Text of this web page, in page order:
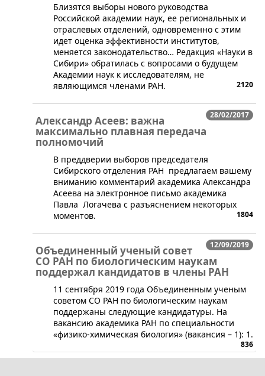
​Близятся выборы нового руководства
Российской академии наук, ее региональных и
отраслевых отделений, одновременно с этим
идет оценка эффективности институтов,
меняется законодательство… Редакция «Науки в
Сибири» обратилась с вопросами о будущем
Академии наук к исследователям, не
являющимся членами РАН.
2120
28/02/2017
Александр Асеев: важна
максимально плавная передача
полномочий
​В преддверии выборов председателя
Сибирского отделения РАН предлагаем вашему
вниманию комментарий академика Александра
Асеева на электронное письмо академика
Павла Логачева с разъяснением некоторых
моментов.
1804
12/09/2019
Объединенный ученый совет
СО РАН по биологическим наукам
поддержал кандидатов в члены РАН
​11 сентября 2019 года Объединенным ученым
советом СО РАН по биологическим наукам
поддержаны следующие кандидатуры. На
вакансию академика РАН по специальности
«физико-химическая биология» (вакансия – 1): 1.
836